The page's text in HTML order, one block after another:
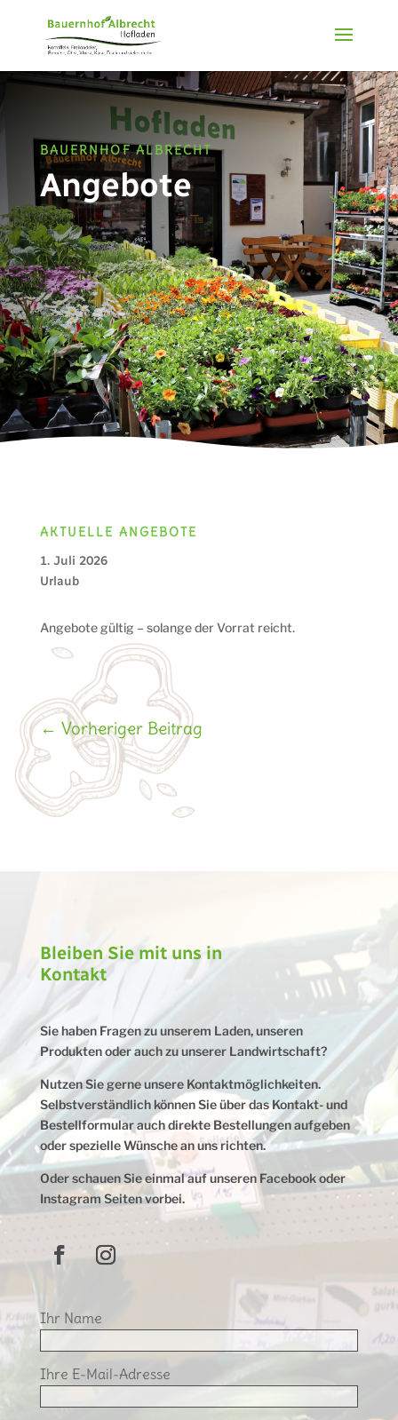
BAUERNHOF ALBRECHT
Angebote
AKTUELLE ANGEBOTE
1. Juli 2026
Urlaub
Angebote gültig – solange der Vorrat reicht.
← Vorheriger Beitrag
Bleiben Sie mit uns in
Kontakt
Sie haben Fragen zu unserem Laden, unseren
Produkten oder auch zu unserer Landwirtschaft?
Nutzen Sie gerne unsere Kontaktmöglichkeiten.
Selbstverständlich können Sie über das Kontakt- und
Bestellformular auch direkte Bestellungen aufgeben
oder spezielle Wünsche an uns richten.
Oder schauen Sie einmal auf unseren Facebook oder
Instagram Seiten vorbei.
Ihr Name
Ihre E-Mail-Adresse